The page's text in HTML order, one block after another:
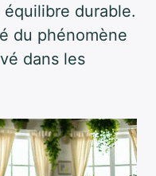
durable.
du phénomène
dans les